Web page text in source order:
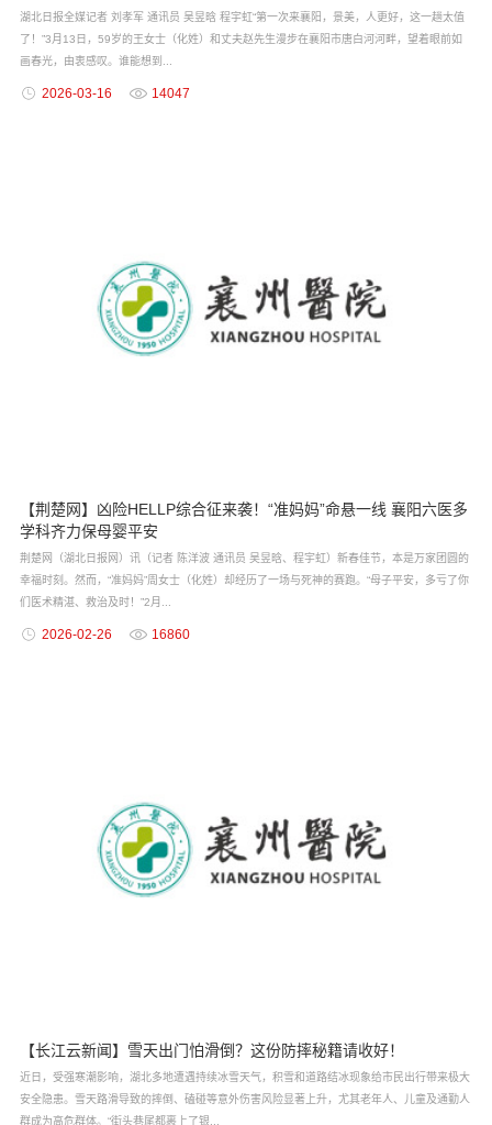
湖北日报全媒记者 刘孝军 通讯员 吴昱晗 程宇虹“第一次来襄阳，景美，人更好，这一趟太值
了！”3月13日，59岁的王女士（化姓）和丈夫赵先生漫步在襄阳市唐白河河畔，望着眼前如
画春光，由衷感叹。谁能想到...
2026-03-16 14047
【荆楚网】凶险HELLP综合征来袭！“准妈妈”命悬一线 襄阳六医多
学科齐力保母婴平安
荆楚网（湖北日报网）讯（记者 陈洋波 通讯员 吴昱晗、程宇虹）新春佳节，本是万家团圆的
幸福时刻。然而，“准妈妈”周女士（化姓）却经历了一场与死神的赛跑。“母子平安，多亏了你
们医术精湛、救治及时！”2月...
2026-02-26 16860
【长江云新闻】雪天出门怕滑倒？这份防摔秘籍请收好！
近日，受强寒潮影响，湖北多地遭遇持续冰雪天气，积雪和道路结冰现象给市民出行带来极大
安全隐患。雪天路滑导致的摔倒、磕碰等意外伤害风险显著上升，尤其老年人、儿童及通勤人
群成为高危群体。“街头巷尾都裹上了银...